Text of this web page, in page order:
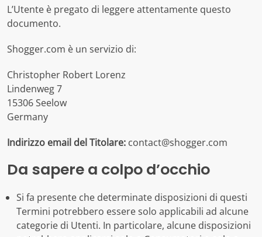
L’Utente è pregato di leggere attentamente questo
documento.
Shogger.com è un servizio di:
Christopher Robert Lorenz
Lindenweg 7
15306 Seelow
Germany
Indirizzo email del Titolare: contact@shogger.com
Da sapere a colpo d’occhio
Si fa presente che determinate disposizioni di questi
Termini potrebbero essere solo applicabili ad alcune
categorie di Utenti. In particolare, alcune disposizioni